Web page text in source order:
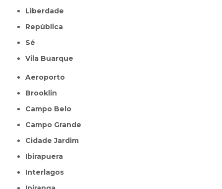
Liberdade
República
Sé
Vila Buarque
Aeroporto
Brooklin
Campo Belo
Campo Grande
Cidade Jardim
Ibirapuera
Interlagos